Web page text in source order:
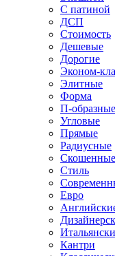
С патиной
ДСП
Стоимость
Дешевые
Дорогие
Эконом-
Элитные
Форма
П-образные
Угловые
Прямые
Радиусные
Стиль
Евро
Кантри